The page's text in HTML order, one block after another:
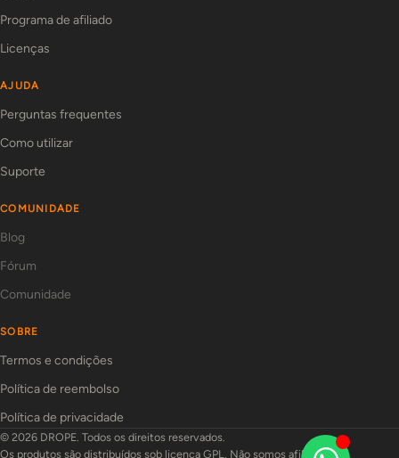
Programa de afiliado
Licenças
AJUDA
Perguntas frequentes
Como utilizar
Suporte
COMUNIDADE
Blog
Fórum
Comunidade
SOBRE
Termos e condições
Política de reembolso
Política de privacidade
© 2026 DROPE. Todos os direitos reservados.
Os produtos são distribuídos sob licença GPL. Não somos afiliados aos